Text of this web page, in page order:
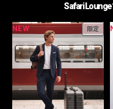
Safari
NEW 限定